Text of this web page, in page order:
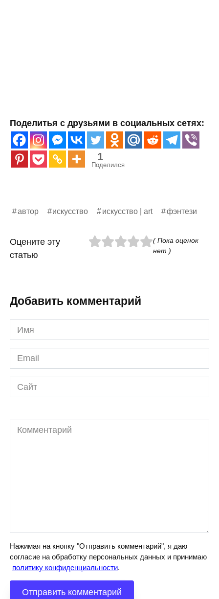
Поделитья с друзьями в социальных сетях:
1
Поделился
автор искусство искусство | art фэнтези
Оцените эту
статью
( Пока оценок
нет )
Добавить комментарий
Имя
*
Email
*
Сайт
Комментарий
Нажимая на кнопку "Отправить комментарий", я даю
согласие на обработку персональных данных и принимаю
политику конфиденциальности.